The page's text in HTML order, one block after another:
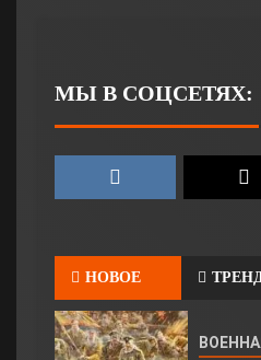
МЫ В СОЦСЕТЯХ:
НОВОЕ